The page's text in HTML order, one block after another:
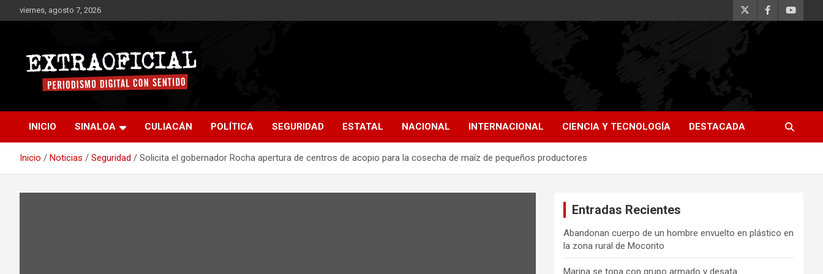
al
viernes, agosto 7, 2026
Extraoficial
INICIO SINALOA CULIACÁN POLÍTICA SEGURIDAD ESTATAL NACIONAL INTERNACIONAL CIENCIA Y TECNOLOGÍA DESTACADA
Inicio Noticias Seguridad Solicita el gobernador Rocha apertura de centros de acopio para la cosecha de maíz de pequeños productores
Entradas Recientes
Abandonan cuerpo de un hombre envuelto en plástico en
la zona rural de Mocorito
Marina se topa con grupo armado y desata